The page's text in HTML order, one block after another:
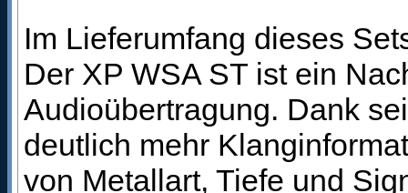
Im Lieferumfang dieses
Der XP WSA ST ist ein
Audioübertragung. Dank
deutlich mehr
von Metallart, Tiefe und